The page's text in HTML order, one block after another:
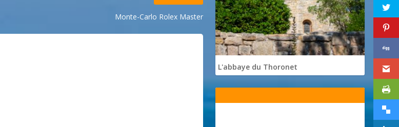
Monte-Carlo Rolex Master
L'abbaye du Thoronet